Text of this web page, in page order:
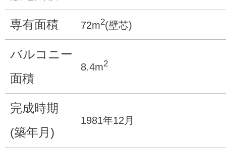
専有面積 72m2(壁芯)
バルコニー
面積
8.4m2
完成時期
(築年月)
1981年12月